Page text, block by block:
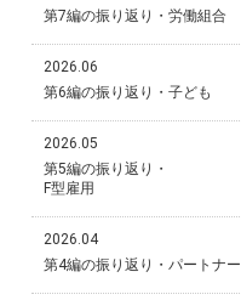
第7編の振り返り・労働組合
2026.06
第6編の振り返り・子ども
2026.05
第5編の振り返り・
F型雇用
2026.04
第4編の振り返り・パートナー